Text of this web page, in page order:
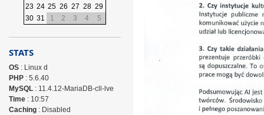
23 24 25 26 27 28 29
30 31 1 2 3 4 5
STATS
OS: Linux d
PHP: 5.6.40
MySQL: 11.4.12-MariaDB-cll-lve
Time: 10:57
Caching: Disabled